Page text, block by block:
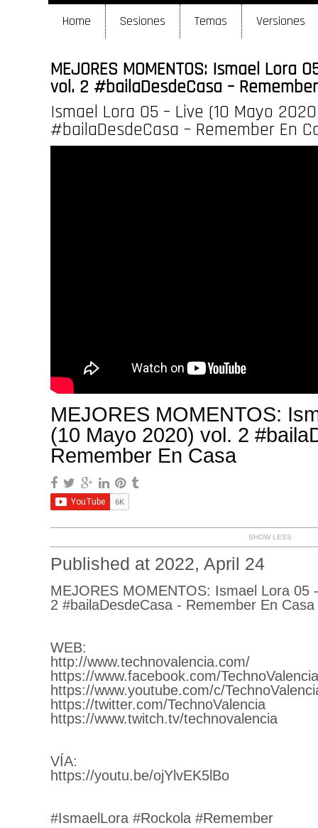
Home Sesiones Temas Versiones
MEJORES MOMENTOS: Ismael Lora
vol. 2 #bailaDesdeCasa –
Ismael Lora 05 – Live (10 Mayo
#bailaDesdeCasa – Remember En
MEJORES MOMENTOS:
(10 Mayo 2020) vol. 2
Remember En Casa
SHOW LESS
Published at 2022, April 24
MEJORES MOMENTOS: Ismael Lora 05
2 #bailaDesdeCasa - Remember En Casa
WEB:
http://www.technovalencia.com/
https://www.facebook.com/
https://www.youtube.com/c/
https://twitter.com/TechnoValencia
https://www.twitch.tv/technovalencia
VÍA:
https://youtu.be/ojYlvEK5lBo
#IsmaelLora #Rockola #Remember